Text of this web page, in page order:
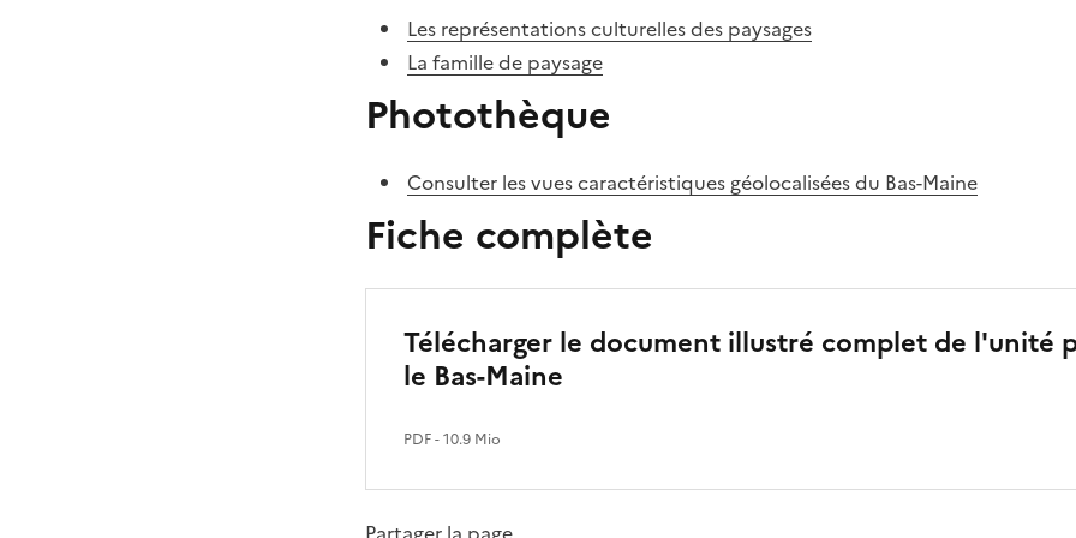
Les représentations culturelles des paysages
La famille de paysage
Photothèque
Consulter les vues caractéristiques géolocalisées du Bas-Maine
Fiche complète
Télécharger le document illustré complet de l'unité
le Bas-Maine
PDF- 10.9 Mio